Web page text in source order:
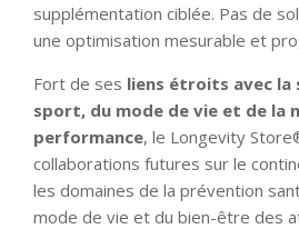
supplémentation ciblée. Pas de
une optimisation mesurable et
Fort de ses liens étroits avec la
sport, du mode de vie et de la
performance, le Longevity
collaborations futures sur le
les domaines de la prévention
mode de vie et du bien-être des